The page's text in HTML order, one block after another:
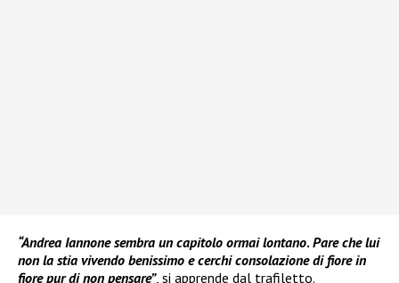
“Andrea Iannone sembra un capitolo ormai lontano. Pare che lui
non la stia vivendo benissimo e cerchi consolazione di fiore in
fiore pur di non pensare”, si apprende dal trafiletto.